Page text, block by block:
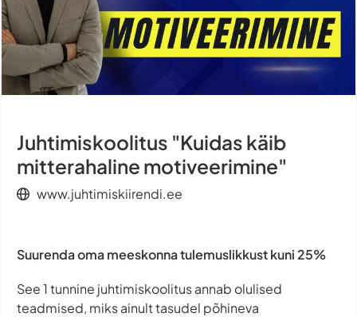
Juhtimiskoolitus "Kuidas käib
mitterahaline motiveerimine"
www.juhtimiskiirendi.ee
Suurenda oma meeskonna tulemuslikkust kuni 25%
See 1 tunnine juhtimiskoolitus annab olulised
teadmised, miks ainult tasudel põhineva